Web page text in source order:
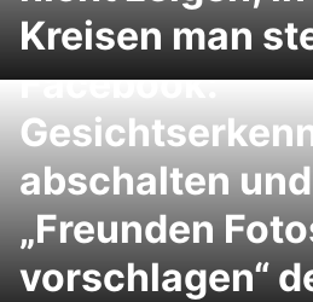
Kreisen man
Facebook:
abschalten
„Freunden
vorschlagen“